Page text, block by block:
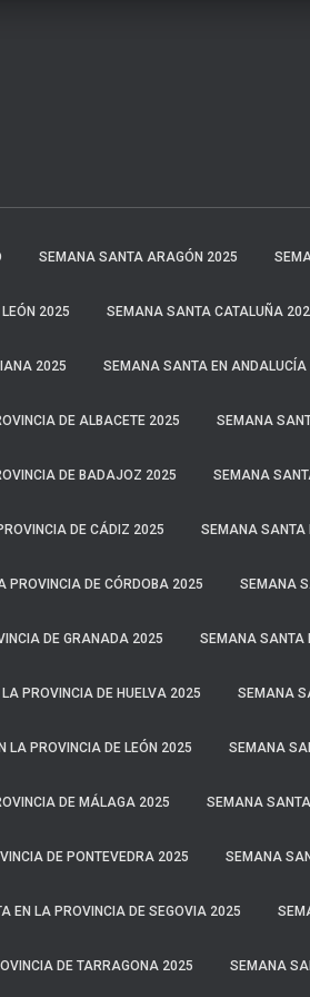
SEMANA SANTA ARAGÓN 2025
2025 SEMANA SANTA CATALUÑA
2025 SEMANA SANTA EN ANDALUCÍA
DE ALBACETE 2025 SEMANA
DE BADAJOZ 2025 SEMANA
DE CÁDIZ 2025 SEMANA SANTA
PROVINCIA DE CÓRDOBA 2025 SEMANA
DE GRANADA 2025 SEMANA SANTA
PROVINCIA DE HUELVA 2025 SEMANA
LA PROVINCIA DE LEÓN 2025 SEMANA
DE MÁLAGA 2025 SEMANA
DE PONTEVEDRA 2025 SEMANA
EN LA PROVINCIA DE SEGOVIA 2025
DE TARRAGONA 2025 SEMANA